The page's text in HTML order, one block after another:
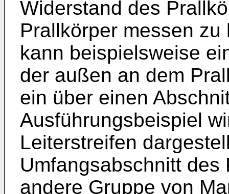
Widerstand des
Prallkörper messen
kann beispielsweise
der außen an dem
ein über einen
Ausführungsbeispiel
Leiterstreifen
Umfangsabschnitt
andere Gruppe von